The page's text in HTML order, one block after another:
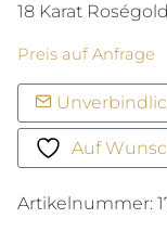
18 Karat Roségold
Preis auf Anfrage
Auf
Artikelnummer: